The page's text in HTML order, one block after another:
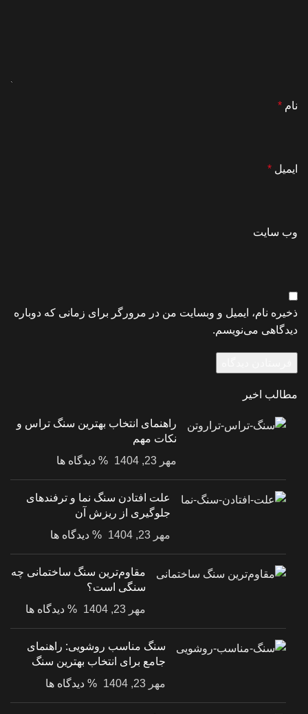
نام *
ایمیل *
وب‌ سایت
ذخیره نام، ایمیل و وبسایت من در مرورگر برای زمانی که دوباره
دیدگاهی می‌نویسم.
مطالب اخیر
راهنمای انتخاب بهترین سنگ تراس و
نکات مهم
مهر 23, 1404
% دیدگاه ها
علت افتادن سنگ نما و ترفندهای
جلوگیری از ریزش آن
مهر 23, 1404
% دیدگاه ها
مقاوم‌ترین سنگ ساختمانی چه
سنگی است؟
مهر 23, 1404
% دیدگاه ها
سنگ مناسب روشویی: راهنمای
جامع برای انتخاب بهترین سنگ
مهر 23, 1404
% دیدگاه ها